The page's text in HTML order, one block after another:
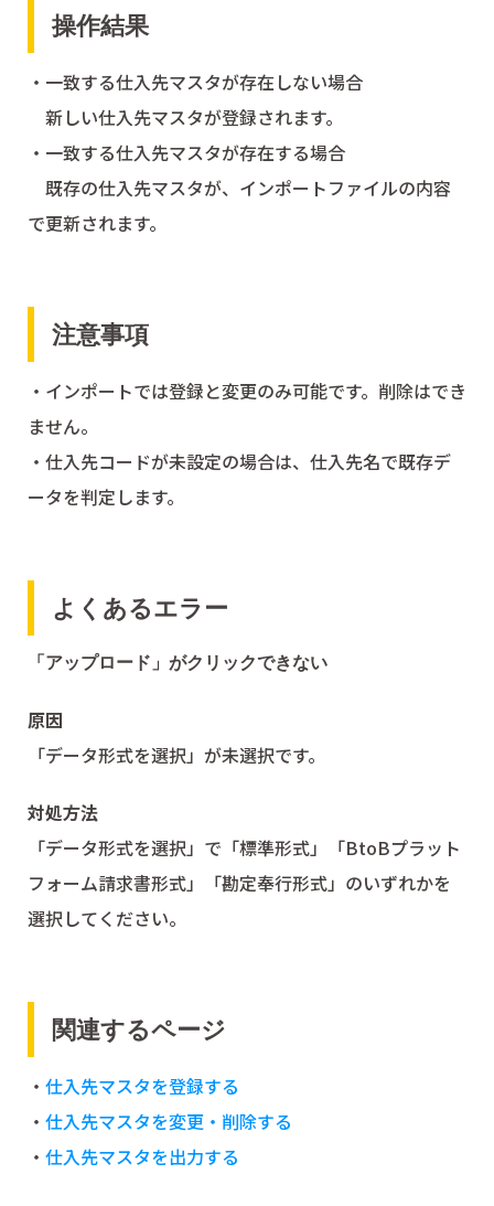
操作結果
・一致する仕入先マスタが存在しない場合
新しい仕入先マスタが登録されます。
・一致する仕入先マスタが存在する場合
既存の仕入先マスタが、インポートファイルの内容
で更新されます。
注意事項
・インポートでは登録と変更のみ可能です。削除はでき
ません。
・仕入先コードが未設定の場合は、仕入先名で既存デ
ータを判定します。
よくあるエラー
「アップロード」がクリックできない
原因
「データ形式を選択」が未選択です。
対処方法
「データ形式を選択」で「標準形式」「BtoBプラット
フォーム請求書形式」「勘定奉行形式」のいずれかを
選択してください。
関連するページ
・ 仕入先マスタを登録する
・ 仕入先マスタを変更・削除する
・ 仕入先マスタを出力する